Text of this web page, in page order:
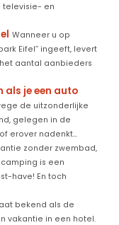
televisie- en
Wanneer u op
Eifel’’ ingeeft, levert
aantal aanbieders
als je een auto
de uitzonderlijke
gelegen in de
erover nadenkt...
zonder zwembad,
is een
have! En toch
bekend als de
vakantie in een hotel.